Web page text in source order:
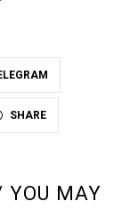
SHARE
YOU MAY